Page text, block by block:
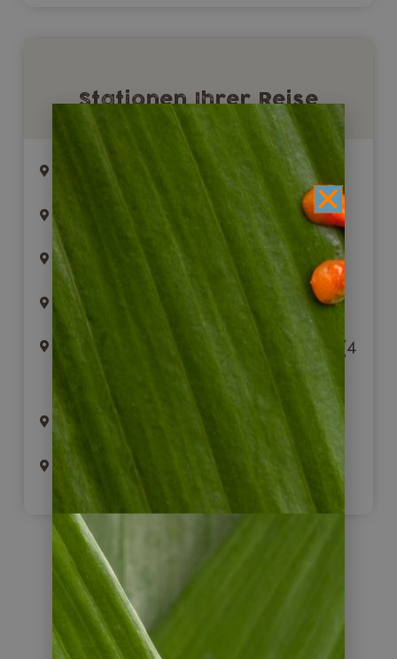
Stationen Ihrer Reise
Start ist in Lima (1 ÜB/F)
Trujillo (2 ÜB/F)
Cajamarca (2 ÜB/F)
Chiclayo (2 ÜB/F)
Chachapoyas, Chillo & Leymebamba (4
ÜB/F)
Tarapoto (1 ÜB/F)
Ende der Reise in Lima (1 ÜB/F)
Reiseverlauf